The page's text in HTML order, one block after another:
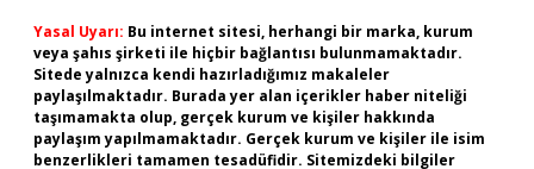
Yasal Uyarı: Bu internet sitesi, herhangi bir marka, kurum
veya şahıs şirketi ile hiçbir bağlantısı bulunmamaktadır.
Sitede yalnızca kendi hazırladığımız makaleler
paylaşılmaktadır. Burada yer alan içerikler haber niteliği
taşımamakta olup, gerçek kurum ve kişiler hakkında
paylaşım yapılmamaktadır. Gerçek kurum ve kişiler ile isim
benzerlikleri tamamen tesadüfidir. Sitemizdeki bilgiler